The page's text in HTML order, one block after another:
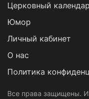
Церковный
Юмор
Личный кабинет
О нас
Политика
Все права защищены.